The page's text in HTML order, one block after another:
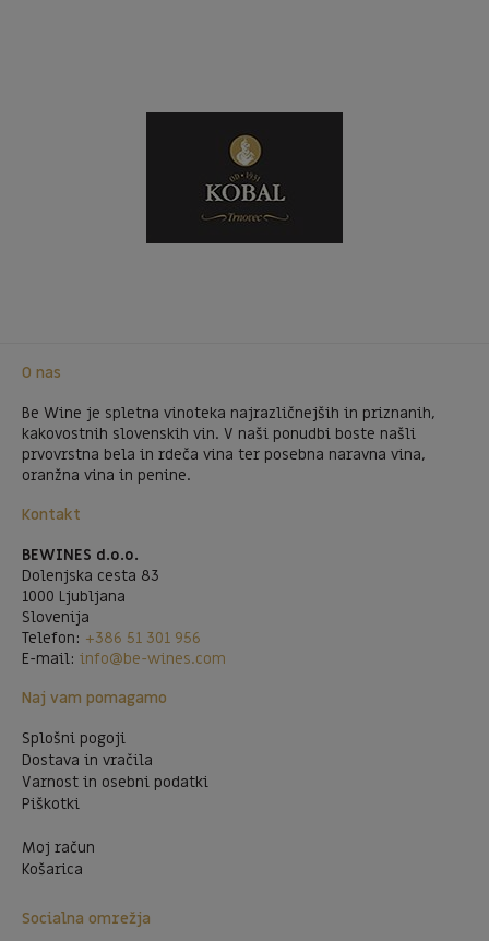
O nas
Be Wine je spletna vinoteka najrazličnejših in priznanih,
kakovostnih slovenskih vin. V naši ponudbi boste našli
prvovrstna bela in rdeča vina ter posebna naravna vina,
oranžna vina in penine.
Kontakt
BEWINES d.o.o.
Dolenjska cesta 83
1000 Ljubljana
Slovenija
Telefon: +386 51 301 956
E-mail: info@be-wines.com
Naj vam pomagamo
Splošni pogoji
Dostava in vračila
Varnost in osebni podatki
Piškotki
Moj račun
Košarica
Socialna omrežja